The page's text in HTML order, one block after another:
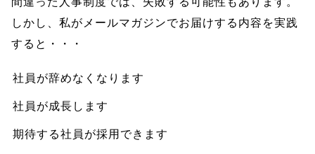
しかし、私がメールマガジンでお届けする内容を実践
すると・・・
社員が辞めなくなります
社員が成長します
期待する社員が採用できます